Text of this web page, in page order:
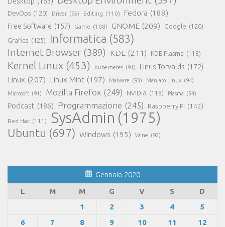
DevOps (120) Driver (95) Editing (110) Fedora (188)
Free Software (157) Game (108) GNOME (209) Google (120)
Grafica (125) Informatica (583)
Internet Browser (389) KDE (211) KDE Plasma (118)
Kernel Linux (453) Kubernetes (91) Linus Torvalds (172)
Linux (207) Linux Mint (197) Malware (93) Manjaro Linux (94)
Microsoft (91) Mozilla Firefox (249) NVIDIA (118) Plasma (94)
Podcast (186) Programmazione (245) Raspberry Pi (142)
Red Hat (111) SysAdmin (1975)
Ubuntu (697) Windows (195) Wine (92)
Gennaio 2020
L
M M G V S
D
1
2 3 4
5
6
7 8 9 10 11
12